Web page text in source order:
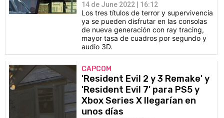
14 de June 2022 | 16:12
Los tres títulos de terror y supervivencia
ya se pueden disfrutar en las consolas
de nueva generación con ray tracing,
mayor tasa de cuadros por segundo y
audio 3D.
CAPCOM
'Resident Evil 2 y 3 Remake' y
'Resident Evil 7' para PS5 y
Xbox Series X llegarían en
unos días